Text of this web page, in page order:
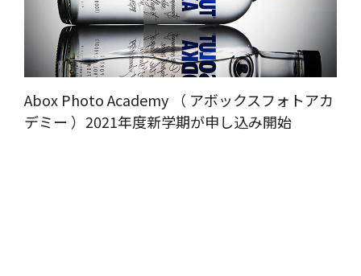
Abox Photo Academy （ アボックスフォトアカ
デミー ）2021年度新学期が申し込み開始